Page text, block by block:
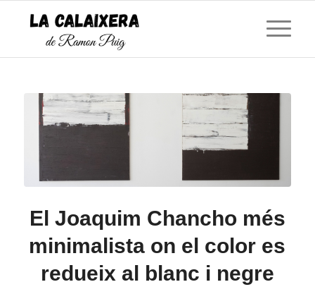
El Joaquim Chancho més
minimalista on el color es
redueix al blanc i negre